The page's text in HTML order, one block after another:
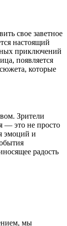
свое заветное
настоящий
приключений
появляется
которые
Зрители
— это не просто
эмоций и
радость
мы